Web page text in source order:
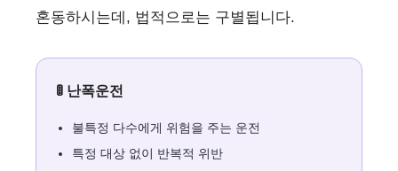
혼동하시는데, 법적으로는 구별됩니다.
🚦 난폭운전
불특정 다수에게 위험을 주는 운전
특정 대상 없이 반복적 위반